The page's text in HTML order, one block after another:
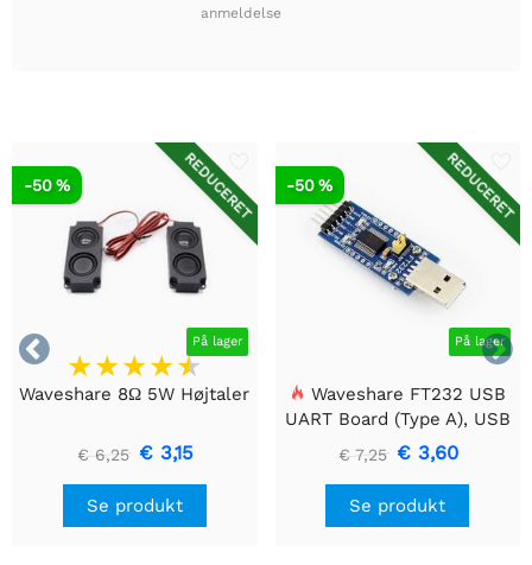
anmeldelse


REDUCERET
På lager
-50 %
Waveshare 8Ω 5W Højtaler
€ 6,25 € 3,15
Se produkt
REDUCERET
På lager
-50 %
Waveshare FT232 USB
UART Board (Type A), USB
til TTL (UART)
kommunikationsmodul
€ 7,25 € 3,60
Se produkt